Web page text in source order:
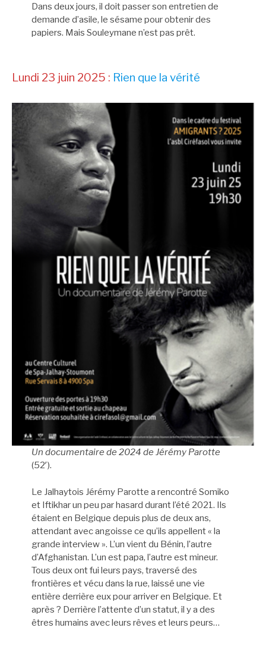
Dans deux jours, il doit passer son entretien de
demande d’asile, le sésame pour obtenir des
papiers. Mais Souleymane n’est pas prêt.
Lundi 23 juin 2025 : Rien que la vérité
Un documentaire de 2024 de Jérémy Parotte
(52′).
Le Jalhaytois Jérémy Parotte a rencontré Somiko
et Iftikhar un peu par hasard durant l’été 2021. Ils
étaient en Belgique depuis plus de deux ans,
attendant avec angoisse ce qu’ils appellent « la
grande interview ». L’un vient du Bénin, l’autre
d’Afghanistan. L’un est papa, l’autre est mineur.
Tous deux ont fui leurs pays, traversé des
frontières et vécu dans la rue, laissé une vie
entière derrière eux pour arriver en Belgique. Et
après ? Derrière l’attente d’un statut, il y a des
êtres humains avec leurs rêves et leurs peurs…